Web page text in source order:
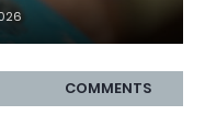
COMMENTS